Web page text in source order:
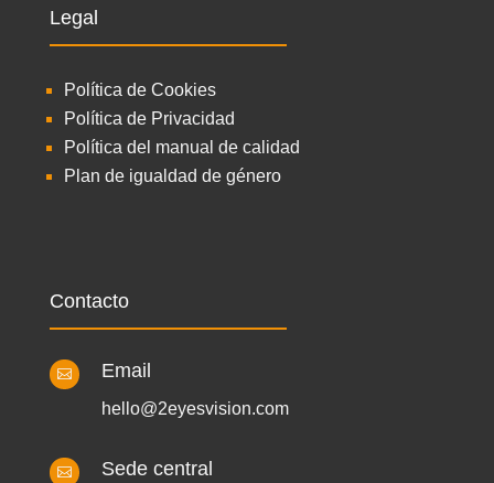
Legal
Política de Cookies
Política de Privacidad
Política del manual de calidad
Plan de igualdad de género
Contacto
 Email
hello@2eyesvision.com
 Sede central